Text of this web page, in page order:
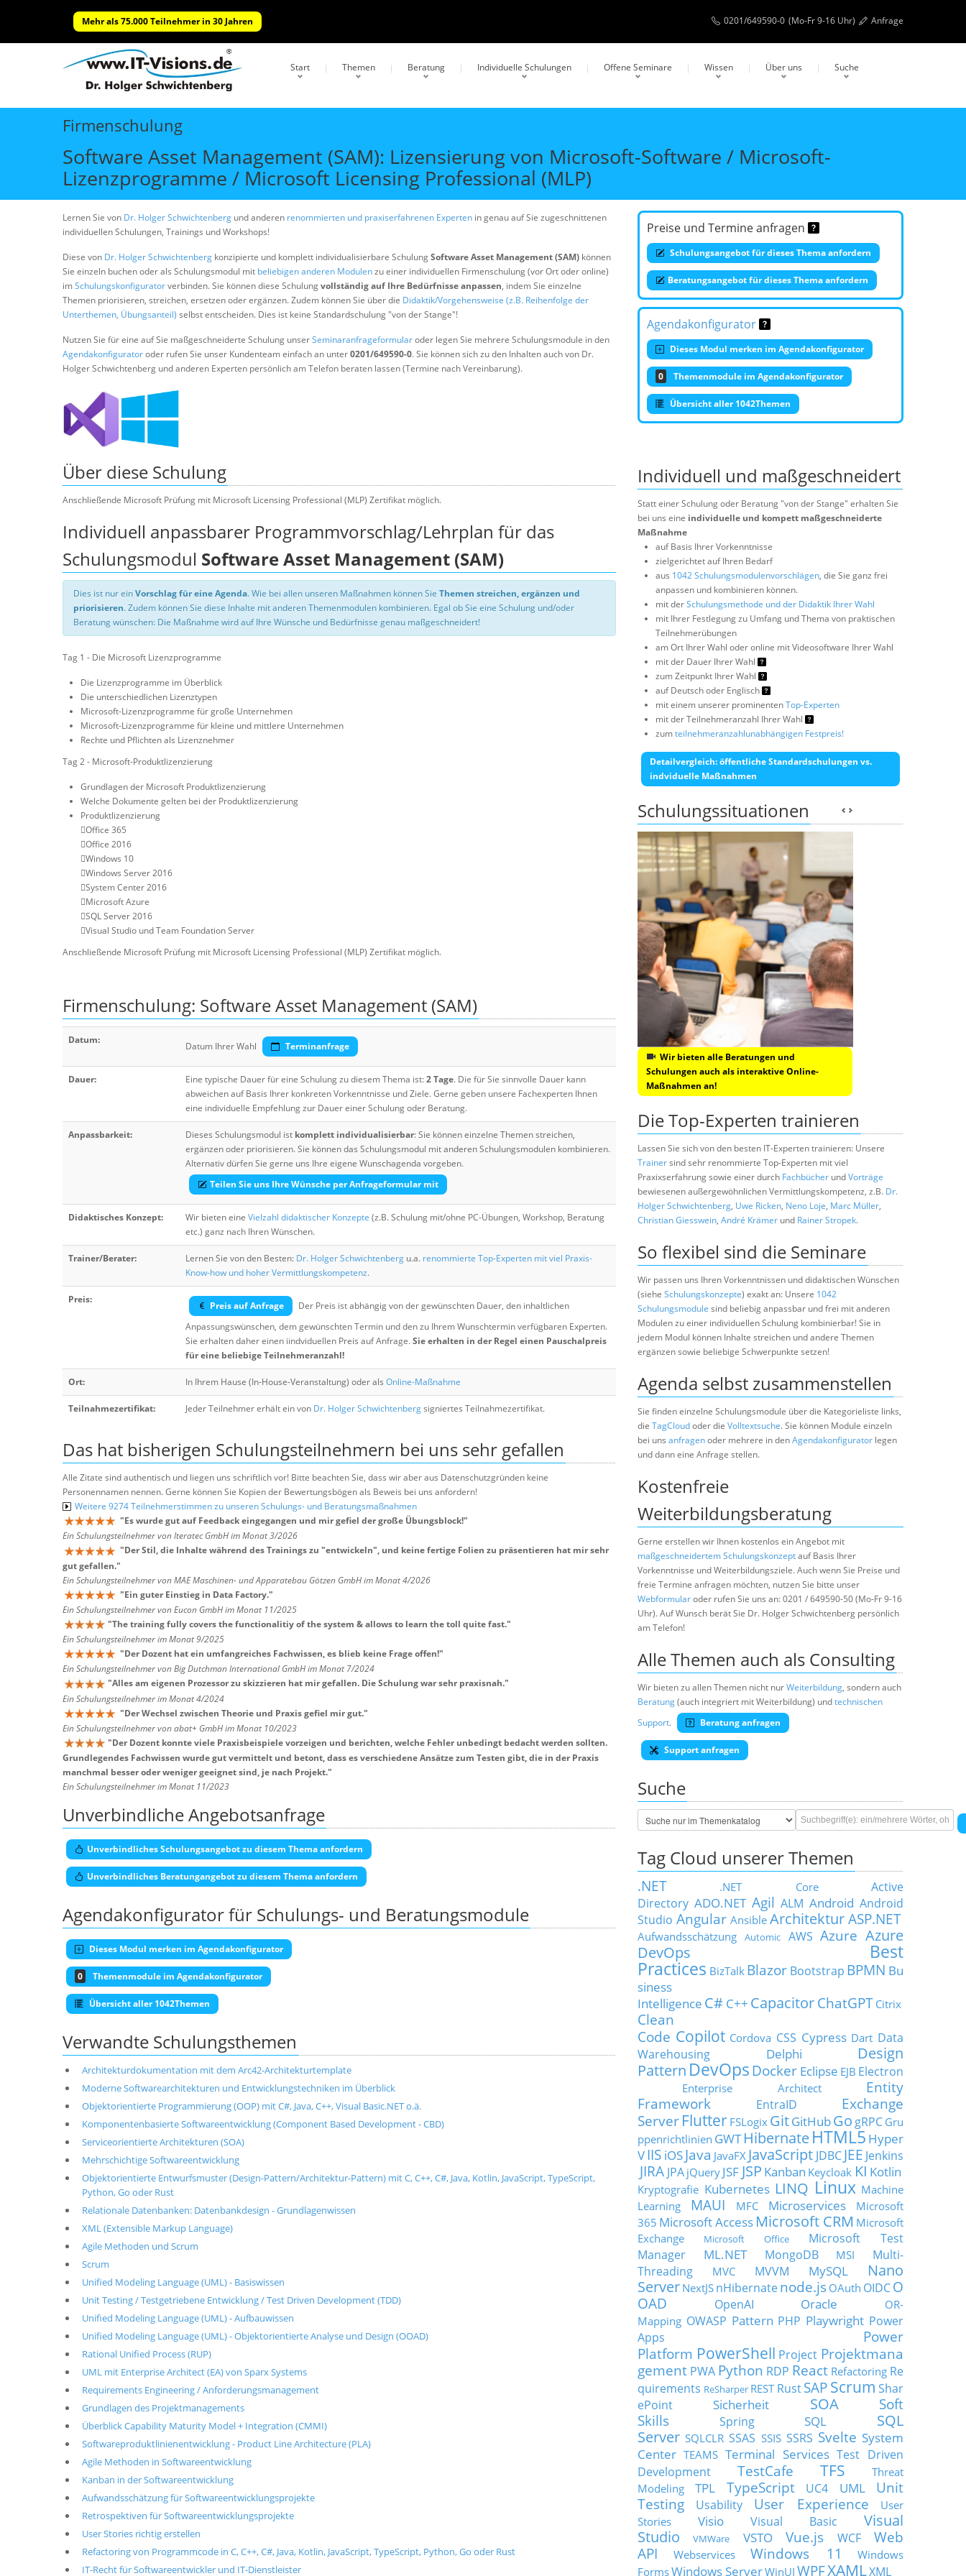
Mehr als 75.000 Teilnehmer in 30 Jahren 0201/649590-0 (Mo-Fr 9-16 Uhr) Anfrage
Start Themen Beratung Individuelle Schulungen Offene Seminare Wissen Über uns Suche
Firmenschulung
Software Asset Management (SAM): Lizensierung von Microsoft-Software / Microsoft-
Lizenzprogramme / Microsoft Licensing Professional (MLP)
Lernen Sie von Dr. Holger Schwichtenberg und anderen renommierten und praxiserfahrenen Experten in genau auf Sie zugeschnittenen
individuellen Schulungen, Trainings und Workshops!
Diese von Dr. Holger Schwichtenberg konzipierte und komplett individualisierbare SchulungSoftware Asset Management (SAM) können
Sie einzeln buchen oder als Schulungsmodul mit beliebigen anderen Modulenzu einer individuellen Firmenschulung (vor Ort oder online)
imSchulungskonfiguratorverbinden. Sie können diese Schulungvollständig auf Ihre Bedürfnisse anpassen, indem Sie einzelne
Themen priorisieren, streichen, ersetzen oder ergänzen. Zudem können Sie über die Didaktik/Vorgehensweise (z.B. Reihenfolge der
Unterthemen, Übungsanteil) selbst entscheiden. Dies ist keine Standardschulung "von der Stange"!
Nutzen Sie für eine auf Sie maßgeschneiderte Schulung unserSeminaranfrageformularoder legen Sie mehrere Schulungsmodule in den
Agendakonfiguratoroder rufen Sie unser Kundenteam einfach an unter0201/649590-0. Sie können sich zu den Inhalten auch von Dr.
Holger Schwichtenberg und anderen Experten persönlich am Telefon beraten lassen (Termine nach Vereinbarung).
Preise und Termine anfragen
Schulungsangebot für dieses Thema anfordern
Beratungsangebot für dieses Thema anfordern
Agendakonfigurator
Dieses Modul merken im Agendakonfigurator
0 Themenmodule im Agendakonfigurator
Übersicht aller 1042Themen
Über diese Schulung
Anschließende Microsoft Prüfung mit Microsoft Licensing Professional (MLP) Zertifikat möglich.
Individuell anpassbarer Programmvorschlag/Lehrplan für das
Schulungsmodul Software Asset Management (SAM)
Dies ist nur einVorschlag für eine Agenda. Wie bei allen unseren Maßnahmen können Sie Themen streichen, ergänzen und
priorisieren. Zudem können Sie diese Inhalte mit anderen Themenmodulen kombinieren. Egal ob Sie eine Schulung und/oder
Beratung wünschen: Die Maßnahme wird auf Ihre Wünsche und Bedürfnisse genau maßgeschneidert!
Tag 1 - Die Microsoft Lizenzprogramme
Die Lizenzprogramme im Überblick
Die unterschiedlichen Lizenztypen
Microsoft-Lizenzprogramme für große Unternehmen
Microsoft-Lizenzprogramme für kleine und mittlere Unternehmen
Rechte und Pflichten als Lizenznehmer
Tag 2 - Microsoft-Produktlizenzierung
Grundlagen der Microsoft Produktlizenzierung
Welche Dokumente gelten bei der Produktlizenzierung
Produktlizenzierung
Office 365
Office 2016
Windows 10
Windows Server 2016
System Center 2016
Microsoft Azure
SQL Server 2016
Visual Studio und Team Foundation Server
Anschließende Microsoft Prüfung mit Microsoft Licensing Professional (MLP) Zertifikat möglich.
Firmenschulung: Software Asset Management (SAM)
Datum:
Datum Ihrer Wahl Terminanfrage
Dauer: Eine typische Dauer für eine Schulung zu diesem Thema ist:2 Tage. Die für Sie sinnvolle Dauer kann
abweichen auf Basis Ihrer konkreten Vorkenntnisse und Ziele. Gerne geben unsere Fachexperten Ihnen
eine individuelle Empfehlung zur Dauer einer Schulung oder Beratung.
Anpassbarkeit: Dieses Schulungsmodul ist komplett individualisierbar: Sie können einzelne Themen streichen,
ergänzen oder priorisieren. Sie können das Schulungsmodul mit anderen Schulungsmodulen kombinieren.
Alternativ dürfen Sie gerne uns Ihre eigene Wunschagenda vorgeben.
Teilen Sie uns Ihre Wünsche per Anfrageformular mit
Didaktisches Konzept: Wir bieten eine Vielzahl didaktischer Konzepte (z.B. Schulung mit/ohne PC-Übungen, Workshop, Beratung
etc.) ganz nach Ihren Wünschen.
Trainer/Berater: Lernen Sie von den Besten: Dr. Holger Schwichtenberg u.a. renommierte Top-Experten mit viel Praxis-
Know-how und hoher Vermittlungskompetenz.
Preis:
Preis auf Anfrage
Der Preis ist abhängig von der gewünschten Dauer, den inhaltlichen
Anpassungswünschen, dem gewünschten Termin und den zu Ihrem Wunschtermin verfügbaren Experten.
Sie erhalten daher einen iindviduellen Preis auf Anfrage.Sie erhalten in der Regel einen Pauschalpreis
für eine beliebige Teilnehmeranzahl!
Ort: In Ihrem Hause (In-House-Veranstaltung) oder als Online-Maßnahme
Teilnahmezertifikat: Jeder Teilnehmer erhält ein von Dr. Holger Schwichtenbergsigniertes Teilnahmezertifikat.
Das hat bisherigen Schulungsteilnehmern bei uns sehr gefallen
Alle Zitate sind authentisch und liegen uns schriftlich vor! Bitte beachten Sie, dass wir aber aus Datenschutzgründen keine
Personennamen nennen. Gerne können Sie Kopien der Bewertungsbögen als Beweis bei uns anfordern!
Weitere 9274 Teilnehmerstimmen zu unseren Schulungs- und Beratungsmaßnahmen
"Es wurde gut auf Feedback eingegangen und mir gefiel der große Übungsblock!"
Ein Schulungsteilnehmer von Iteratec GmbH im Monat 3/2026
"Der Stil, die Inhalte während des Trainings zu "entwickeln", und keine fertige Folien zu präsentieren hat mir sehr
gut gefallen."
Ein Schulungsteilnehmer von MAE Maschinen- und Apparatebau Götzen GmbH im Monat 4/2026
"Ein guter Einstieg in Data Factory."
Ein Schulungsteilnehmer von Eucon GmbH im Monat 11/2025
"The training fully covers the functionalitiy of the system & allows to learn the toll quite fast."
Ein Schulungsteilnehmer im Monat 9/2025
"Der Dozent hat ein umfangreiches Fachwissen, es blieb keine Frage offen!"
Ein Schulungsteilnehmer von Big Dutchman International GmbH im Monat 7/2024
"Alles am eigenen Prozessor zu skizzieren hat mir gefallen. Die Schulung war sehr praxisnah."
Ein Schulungsteilnehmer im Monat 4/2024
"Der Wechsel zwischen Theorie und Praxis gefiel mir gut."
Ein Schulungsteilnehmer von abat+ GmbH im Monat 10/2023
"Der Dozent konnte viele Praxisbeispiele vorzeigen und berichten, welche Fehler unbedingt bedacht werden sollten.
Grundlegendes Fachwissen wurde gut vermittelt und betont, dass es verschiedene Ansätze zum Testen gibt, die in der Praxis
manchmal besser oder weniger geeignet sind, je nach Projekt."
Ein Schulungsteilnehmer im Monat 11/2023
Unverbindliche Angebotsanfrage
Unverbindliches Schulungsangebot zu diesem Thema anfordern
Unverbindliches Beratungangebot zu diesem Thema anfordern
Agendakonfigurator für Schulungs- und Beratungsmodule
Dieses Modul merken im Agendakonfigurator
0 Themenmodule im Agendakonfigurator
Übersicht aller 1042Themen
Verwandte Schulungsthemen
Architekturdokumentation mit dem Arc42-Architekturtemplate
Moderne Softwarearchitekturen und Entwicklungstechniken im Überblick
Objektorientierte Programmierung (OOP) mit C#, Java, C++, Visual Basic.NET o.ä.
Komponentenbasierte Softwareentwicklung (Component Based Development - CBD)
Serviceorientierte Architekturen (SOA)
Mehrschichtige Softwareentwicklung
Objektorientierte Entwurfsmuster (Design-Pattern/Architektur-Pattern) mit C, C++, C#, Java, Kotlin, JavaScript, TypeScript,
Python, Go oder Rust
Relationale Datenbanken: Datenbankdesign - Grundlagenwissen
XML (Extensible Markup Language)
Agile Methoden und Scrum
Scrum
Unified Modeling Language (UML) - Basiswissen
Unit Testing / Testgetriebene Entwicklung / Test Driven Development (TDD)
Unified Modeling Language (UML) - Aufbauwissen
Unified Modeling Language (UML) - Objektorientierte Analyse und Design (OOAD)
Rational Unified Process (RUP)
UML mit Enterprise Architect (EA) von Sparx Systems
Requirements Engineering / Anforderungsmanagement
Grundlagen des Projektmanagements
Überblick Capability Maturity Model + Integration (CMMI)
Softwareproduktlinienentwicklung - Product Line Architecture (PLA)
Agile Methoden in Softwareentwicklung
Kanban in der Softwareentwicklung
Aufwandsschätzung für Softwareentwicklungsprojekte
Retrospektiven für Softwareentwicklungsprojekte
User Stories richtig erstellen
Refactoring von Programmcode in C, C++, C#, Java, Kotlin, JavaScript, TypeScript, Python, Go oder Rust
IT-Recht für Softwareentwickler und IT-Dienstleister
Individuell und maßgeschneidert
Statt einer Schulung oder Beratung "von der Stange" erhalten Sie
bei uns eine individuelle und kompett maßgeschneiderte
Maßnahme
auf Basis Ihrer Vorkenntnisse
zielgerichtet auf Ihren Bedarf
aus 1042 Schulungsmodulenvorschlägen, die Sie ganz frei
anpassen und kombinieren können.
mit derSchulungsmethode und der Didaktik Ihrer Wahl
mit Ihrer Festlegung zu Umfang und Thema von praktischen
Teilnehmerübungen
am Ort Ihrer Wahl oder online mit Videosoftware Ihrer Wahl
mit der Dauer Ihrer Wahl
zum Zeitpunkt Ihrer Wahl
auf Deutsch oder Englisch
mit einem unserer prominentenTop-Experten
mit der Teilnehmeranzahl Ihrer Wahl
zumteilnehmeranzahlunabhängigen Festpreis!
Detailvergleich: öffentliche Standardschulungen vs.
indviduelle Maßnahmen
Schulungssituationen
Wir bieten alle Beratungen und
Schulungen auch als interaktive Online-
Maßnahmen an!
Die Top-Experten trainieren
Lassen Sie sich von den besten IT-Experten trainieren: Unsere
Trainersind sehr renommierte Top-Experten mit viel
Praxixserfahrung sowie einer durch Fachbücher undVorträge
bewiesenen außergewöhnlichen Vermittlungskompetenz, z.B. Dr.
Holger Schwichtenberg, Uwe Ricken, Neno Loje, Marc Müller,
Christian Giesswein, André Krämer und Rainer Stropek.
So flexibel sind die Seminare
Wir passen uns Ihren Vorkenntnissen und didaktischen Wünschen
(siehe Schulungskonzepte) exakt an: Unsere 1042
Schulungsmodule sind beliebig anpassbar und frei mit anderen
Modulen zu einer individuellen Schulung kombinierbar! Sie in
jedem Modul können Inhalte streichen und andere Themen
ergänzen sowie beliebige Schwerpunkte setzen!
Agenda selbst zusammenstellen
Sie finden einzelne Schulungsmodule über die Kategorieliste links,
die TagCloudoder die Volltextsuche. Sie können Module einzeln
bei uns anfragenoder mehrere in denAgendakonfigurator legen
und dann eine Anfrage stellen.
Kostenfreie
Weiterbildungsberatung
Gerne erstellen wir Ihnen kostenlos ein Angebot mit
maßgeschneidertem Schulungskonzeptauf Basis Ihrer
Vorkenntnisse und Weiterbildungsziele. Auch wenn Sie Preise und
freie Termine anfragen möchten, nutzen Sie bitte unser
Webformularoder rufen Sie uns an: 0201 / 649590-50 (Mo-Fr 9-16
Uhr). Auf Wunsch berät Sie Dr. Holger Schwichtenberg persönlich
am Telefon!
Alle Themen auch als Consulting
Wir bieten zu allen Themen nicht nurWeiterbildung, sondern auch
Beratung(auch integriert mit Weiterbildung) undtechnischen
Support. Beratung anfragen
Support anfragen
Suche
Tag Cloud unserer Themen
.NET .NET Core
Active
Directory ADO.NET Agil ALM Android Android
Studio Angular Ansible Architektur ASP.NET
Aufwandsschätzung Automic AWS Azure Azure
DevOps
Best
Practices BizTalk Blazor Bootstrap BPMN Bu
siness
Intelligence C# C++ Capacitor ChatGPT Citrix
Clean
Code Copilot Cordova CSS Cypress Dart Data
Warehousing
Delphi
Design
Pattern DevOps Docker Eclipse EJB Electron
Enterprise Architect
Entity
Framework
EntraID
Exchange
Server Flutter FSLogix GitGitHubGo gRPC Gru
ppenrichtlinien GWT HibernateHTML5 Hyper
VIIS iOSJava JavaFX JavaScript JDBC JEE Jenkins
JIRA JPA jQuery JSF JSP Kanban Keycloak KI Kotlin
Kryptografie Kubernetes LINQ Linux Machine
Learning
MAUI MFC Microservices
Microsoft
365 Microsoft Access Microsoft CRM Microsoft
Exchange
Microsoft Office
Microsoft Test
Manager
ML.NET MongoDB MSI
Multi-
Threading
MVC MVVM MySQL
Nano
Server NextJS nHibernatenode.js OAuth OIDCO
OAD
OpenAI Oracle
OR-
Mapping OWASP Pattern PHP Playwright Power
Apps
Power
Platform PowerShell Project Projektmana
gement PWA Python RDP React Refactoring Re
quirements ReSharper REST Rust SAP Scrum Shar
ePoint
Sicherheit SOA
Soft
Skills
Spring SQL
SQL
Server SQLCLR SSAS SSIS SSRS Svelte System
Center TEAMS Terminal Services Test Driven
Development
TestCafe TFS
Threat
Modeling
TPL TypeScript UC4 UML
Unit
Testing
Usability User Experience
User
Stories
Visio Visual Basic
Visual
Studio
VMWare VSTO Vue.js WCF
Web
API
Webservices Windows 11
Windows
FormsWindows ServerWinUI WPFXAMLXML